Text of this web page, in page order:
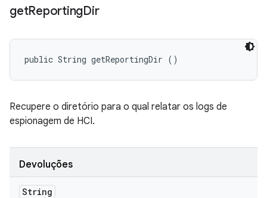
getReportingDir
public String getReportingDir ()
Recupere o diretório para o qual relatar os logs de
espionagem de HCI.
Devoluções
String